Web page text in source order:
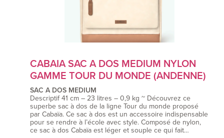
CABAIA SAC A DOS MEDIUM NYLON
GAMME TOUR DU MONDE (ANDENNE)
SAC A DOS MEDIUM
Descriptif 41 cm – 23 litres – 0,9 kg ~ Découvrez ce
superbe sac à dos de la ligne Tour du monde proposé
par Cabaïa. Ce sac à dos est un accessoire indispensable
pour se rendre à l’école avec style. Composé de nylon,
ce sac à dos Cabaïa est léger et souple ce qui fait…